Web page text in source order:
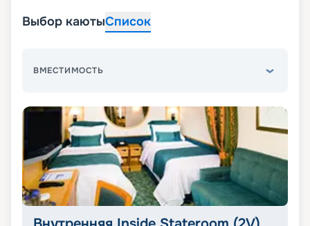
Выбор каютыСписок
ВМЕСТИМОСТЬ